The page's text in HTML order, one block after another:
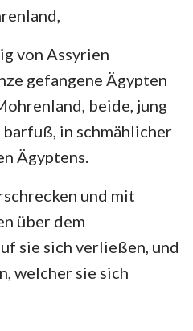
4 5 6
7
11 12 13
14
18 19
25 26 27
32 33
39 40 41
42
von Assyrien
gefangene Ägypten
beide, jung
in schmählicher
Ägyptens.
und mit
über dem
sie sich verließen, und
welcher sie sich